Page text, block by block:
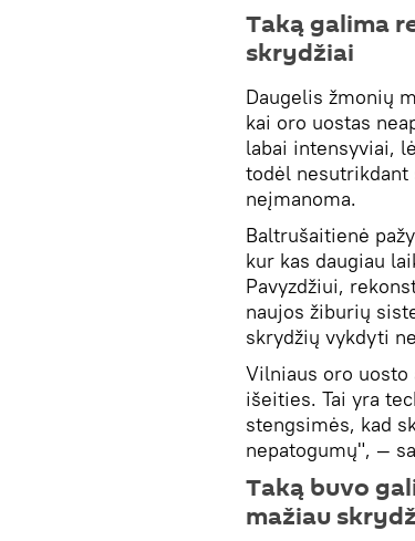
Taką galima
skrydžiai
Daugelis žmonių
kai oro uostas
labai intensyviai,
todėl
neįmanoma.
Baltrušaitienė
kur kas daugiau
Pavyzdžiui,
naujos žiburių
skrydžių vykdyti
Vilniaus oro uosto
išeities. Tai yra
stengsimės, kad
nepatogumų", —
Taką buvo
mažiau